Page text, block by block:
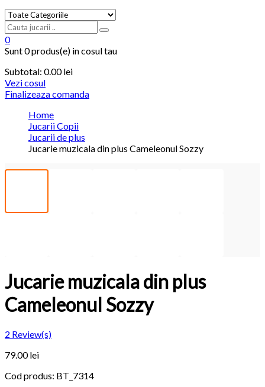
0
Sunt0 produs(e) in cosul tau
Subtotal: 0.00 lei
Vezi cosul
Finalizeaza comanda
Home
Jucarii Copii
Jucarii de plus
Jucarie muzicala din plus Cameleonul Sozzy
Jucarie muzicala din plus
Cameleonul Sozzy
2 Review(s)
79.00 lei
Cod produs: BT_7314